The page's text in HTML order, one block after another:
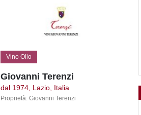
Vino Olio
Giovanni Terenzi
dal 1974, Lazio, Italia
Proprietà: Giovanni Terenzi